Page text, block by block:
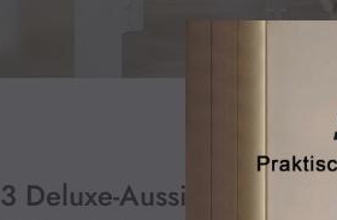
3 Deluxe-